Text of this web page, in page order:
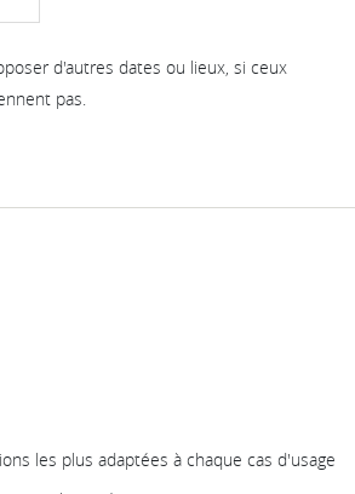
d'autres dates ou lieux, si ceux
pas.
les plus adaptées à chaque cas d'usage